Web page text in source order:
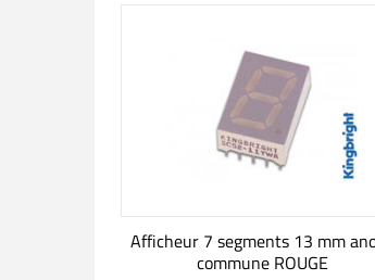
Afficheur 7 segments 13 mm
commune ROUGE